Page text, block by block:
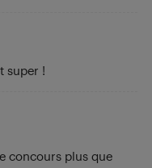
super !
concours plus que